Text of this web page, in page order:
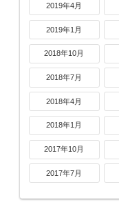
2019年4月
2019年1月
2018年10月
2018年7月
2018年4月
2018年1月
2017年10月
2017年7月